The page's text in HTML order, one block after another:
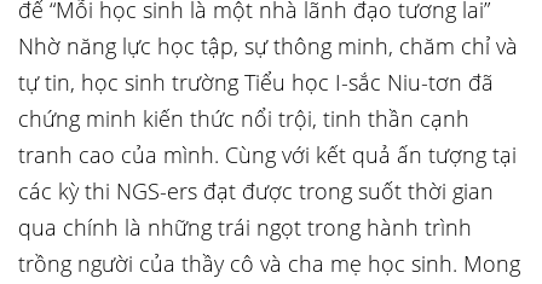
để “Mỗi học sinh là một nhà lãnh đạo tương lai”
Nhờ năng lực học tập, sự thông minh, chăm chỉ và
tự tin, học sinh trường Tiểu học I-sắc Niu-tơn đã
chứng minh kiến thức nổi trội, tinh thần cạnh
tranh cao của mình. Cùng với kết quả ấn tượng tại
các kỳ thi NGS-ers đạt được trong suốt thời gian
qua chính là những trái ngọt trong hành trình
trồng người của thầy cô và cha mẹ học sinh. Mong